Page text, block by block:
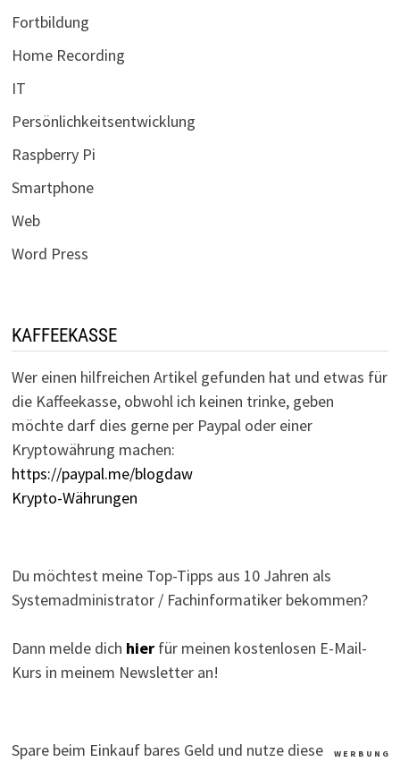
Fortbildung
Home Recording
IT
Persönlichkeitsentwicklung
Raspberry Pi
Smartphone
Web
Word Press
KAFFEEKASSE
Wer einen hilfreichen Artikel gefunden hat und etwas für
die Kaffeekasse, obwohl ich keinen trinke, geben
möchte darf dies gerne per Paypal oder einer
Kryptowährung machen:
https://paypal.me/blogdaw
Krypto-Währungen
Du möchtest meine Top-Tipps aus 10 Jahren als
Systemadministrator / Fachinformatiker bekommen?
Dann melde dich hierfür meinen kostenlosen E-Mail-
Kurs in meinem Newsletter an!
W E R B U N G
Spare beim Einkauf bares Geld und nutze diese